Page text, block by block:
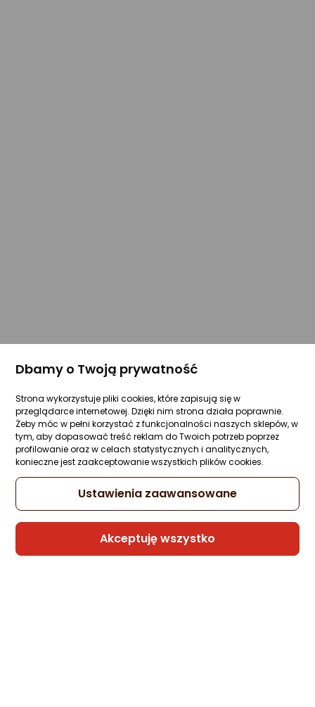
Dbamy o Twoją prywatność
Strona wykorzystuje pliki cookies, które zapisują się w
przeglądarce internetowej. Dzięki nim strona działa poprawnie.
Żeby móc w pełni korzystać z funkcjonalności naszych sklepów, w
tym, aby dopasować treść reklam do Twoich potrzeb poprzez
profilowanie oraz w celach statystycznych i analitycznych,
konieczne jest zaakceptowanie wszystkich plików cookies.
Ustawienia zaawansowane
Akceptuję wszystko